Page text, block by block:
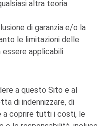
altra teoria.
di garanzia e/o la
le limitazioni delle
applicabili.
a questo Sito e al
di indennizzare, di
a coprire tutti i costi, le